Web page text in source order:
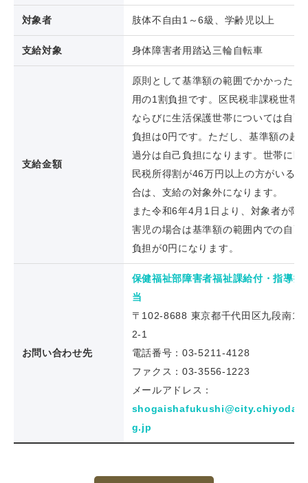
対象者 肢体不自由1～6級、学齢児以上
支給対象 身体障害者用踏込三輪自転車
支給金額
原則として基準額の範囲でかかった費
用の1割負担です。区民税非課税世帯
ならびに生活保護世帯については自己
負担は0円です。ただし、基準額の超
過分は自己負担になります。世帯に区
民税所得割が46万円以上の方がいる場
合は、支給の対象外になります。
また令和6年4月1日より、対象者が障
害児の場合は基準額の範囲内での自己
負担が0円になります。
お問い合わせ先
保健福祉部障害者福祉課給付・指導担
当
〒102-8688 東京都千代田区九段南1-
2-1
電話番号：03-5211-4128
ファクス：03-3556-1223
メールアドレス：
shogaishafukushi@city.chiyoda.l
g.jp